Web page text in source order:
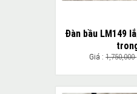
Đàn bầu LM149
Giá :1,750,000